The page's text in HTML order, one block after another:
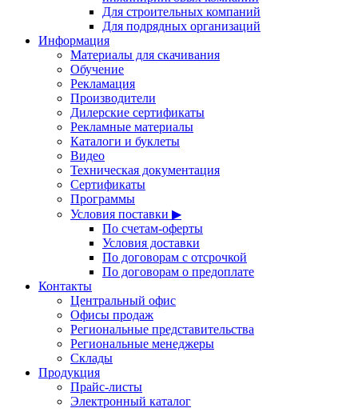
Для строительных компаний
Для подрядных организаций
Информация
Материалы для скачивания
Обучение
Рекламация
Производители
Дилерские сертификаты
Рекламные материалы
Каталоги и буклеты
Видео
Техническая документация
Сертификаты
Программы
Условия поставки ▶
По счетам-оферты
Условия доставки
По договорам с отсрочкой
По договорам о предоплате
Контакты
Центральный офис
Офисы продаж
Региональные представительства
Региональные менеджеры
Склады
Продукция
Прайс-листы
Электронный каталог